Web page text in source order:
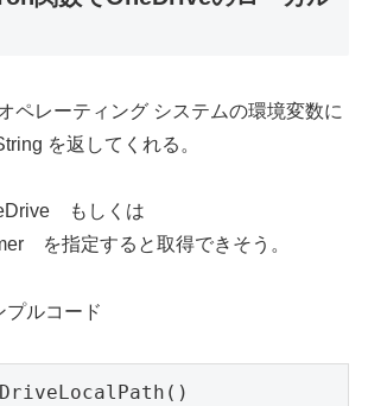
ペレーティング システムの環境変数に
を返してくれる。
もしくは
を指定すると取得できそう。
プルコード